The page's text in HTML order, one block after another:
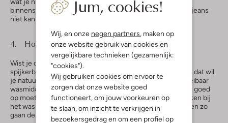
Jum, cookies!
Wij, en onze negen partners , maken op
onze website gebruik van cookies en
vergelijkbare technieken (gezamenlijk:
"cookies").
Wij gebruiken cookies om ervoor te
zorgen dat onze website goed
functioneert, om jouw voorkeuren op
te slaan, om inzicht te verkrijgen in
bezoekersgedrag en om een profiel op
binnenstebuiten met de knopen en ritsen dicht, zodat de jeans
niet kan beschadigen.
4. Houd het vloeibaar
Wist je dat wasmiddel in poedervorm slecht is voor je
spijkerbroeken? Het laat heel makkelijk vlekken achter en dat wil
je natuurlijk niet hebben. Gebruik daarom alleen maar vloeibaar
wasmiddel als je spijkerbroeken gaat wassen. Waar je ook goed
op moet letten is dat je nooit wasverzachter moet gebruiken bij
het wassen van jeans. Dit is niet goed voor de elasticiteit en zo
gaan de spijkerbroeken sneller slijten.